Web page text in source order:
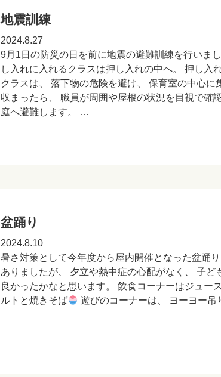
地震訓練
2024.8.27
9月1日の防災の日を前に地震の避難訓練を行いま
し入れに入れるクラスは押し入れの中へ。 押し入
クラスは、 落下物の危険を避け、 保育室の中心
収まったら、 職員が周囲や屋根の状況を目視で確
庭へ避難します。 …
盆踊り
2024.8.10
暑さ対策として今年度から屋内開催となった盆踊
ありましたが、 夕立や熱中症の心配がなく、 子
良かったかなと思います。 飲食コーナーはジュー
ルトと焼きそば
遊びのコーナーは、 ヨーヨー